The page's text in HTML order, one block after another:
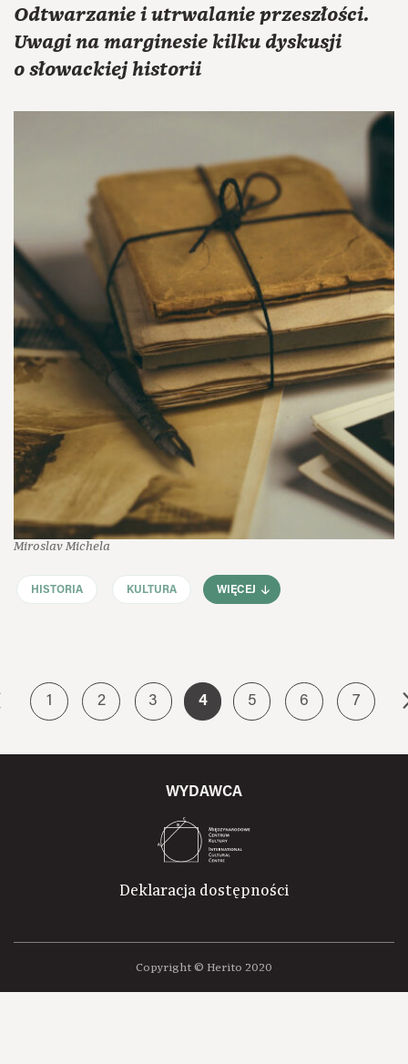
Odtwarzanie i utrwalanie przeszłości.
Uwagi na marginesie kilku dyskusji
o słowackiej historii
Miroslav Michela
HISTORIA KULTURA WIĘCEJ
1 2 3 4 5 6 7
WYDAWCA
Deklaracja dostępności
Copyright © Herito 2020